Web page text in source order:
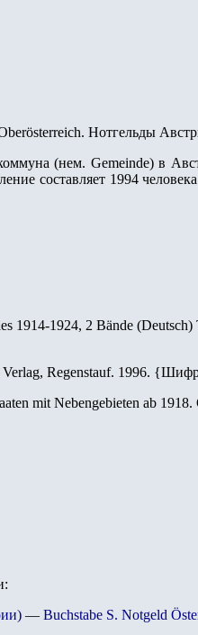
Нотгельды
(нем. Gemeinde) в
составляет 1994
1914-1924, 2 Bände (Deutsch)
Regenstauf. 1996. {Шифр
mit Nebengebieten ab 1918.
— Buchstabe S. Notgeld